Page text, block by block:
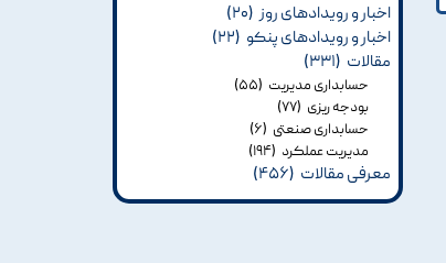
اخبار و رویدادهای روز (۲۰)
اخبار و رویدادهای پنکو (۲۲)
مقالات (۳۳۱)
حسابداری مدیریت (۵۵)
بودجه ریزی (۷۷)
حسابداری صنعتی (۶)
مدیریت عملکرد (۱۹۴)
معرفی مقالات (۴۵۶)